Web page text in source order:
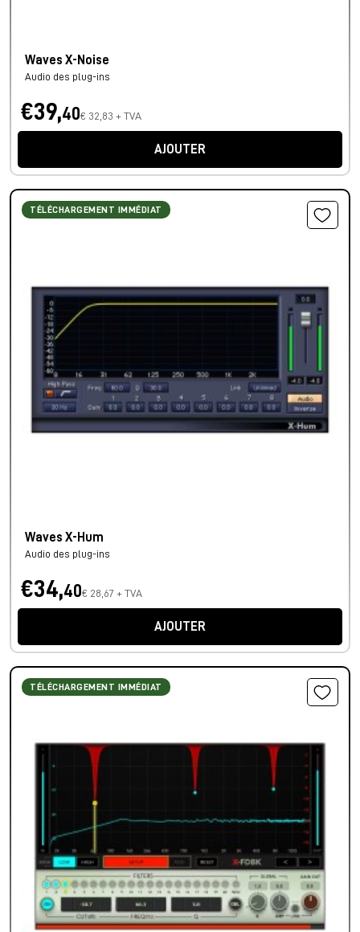
Waves X-Noise
Audio des plug-ins
€39,40€ 32,83 + TVA
AJOUTER
TÉLÉCHARGEMENT IMMÉDIAT
Waves X-Hum
Audio des plug-ins
€34,40€ 28,67 + TVA
AJOUTER
TÉLÉCHARGEMENT IMMÉDIAT